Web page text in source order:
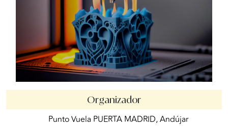
Organizador
Punto Vuela PUERTA MADRID, Andújar